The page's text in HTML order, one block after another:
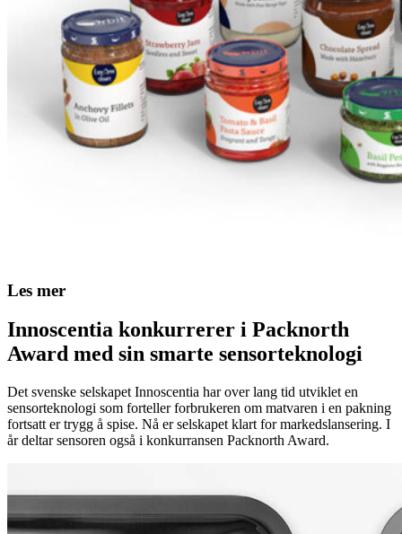
Les mer
Innoscentia konkurrerer i Packnorth
Award med sin smarte sensorteknologi
Det svenske selskapet Innoscentia har over lang tid utviklet en
sensorteknologi som forteller forbrukeren om matvaren i en pakning
fortsatt er trygg å spise. Nå er selskapet klart for markedslansering. I
år deltar sensoren også i konkurransen Packnorth Award.